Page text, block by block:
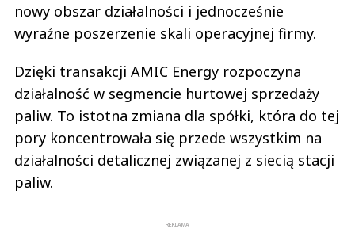
nowy obszar działalności i jednocześnie
wyraźne poszerzenie skali operacyjnej firmy.
Dzięki transakcji AMIC Energy rozpoczyna
działalność w segmencie hurtowej sprzedaży
paliw. To istotna zmiana dla spółki, która do tej
pory koncentrowała się przede wszystkim na
działalności detalicznej związanej z siecią stacji
paliw.
REKLAMA